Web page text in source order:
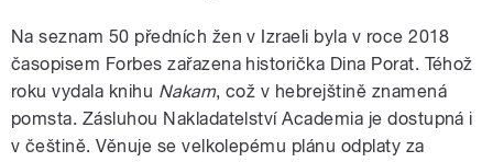
Na seznam 50 předních žen v Izraeli byla v roce 2018
časopisem Forbes zařazena historička Dina Porat. Téhož
roku vydala knihu Nakam, což v hebrejštině znamená
pomsta. Zásluhou Nakladatelství Academia je dostupná i
v češtině. Věnuje se velkolepému plánu odplaty za